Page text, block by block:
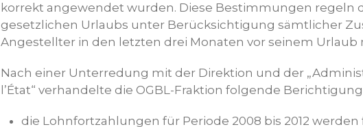
korrekt angewendet wurden. Diese Bestimmungen regeln
gesetzlichen Urlaubs unter Berücksichtigung sämtlicher
Angestellter in den letzten drei Monaten vor seinem Urlaub
Nach einer Unterredung mit der Direktion und der
l’État“ verhandelte die OGBL-Fraktion folgende
die Lohnfortzahlungen für Periode 2008 bis 2012